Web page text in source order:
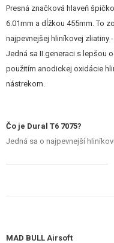
STAVEBNICE, MODELY
REKLAMNÉ PREDMETY
ZĽAVY, AKCIE
Presná značková hlaveň
6.01mm a dĺžkou 455mm. To
najpevnejšej hliníkovej zliatiny
Jedná sa II.generaci s lepšou
použitím anodickej oxidácie
nástrekom.
Čo je Dural T6 7075?
Jedná sa o najpevnejší
Alfredom Wilma v Nemecku a
MAD BULL Airsoft